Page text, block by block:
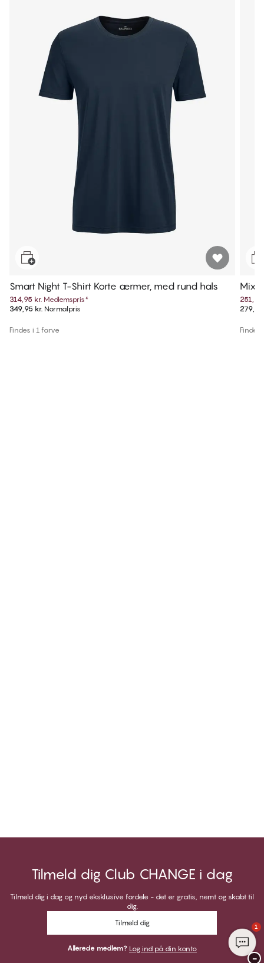
Smart Night T-Shirt Korte ærmer, med rund hals
314,95 kr. Medlemspris*
349,95 kr. Normalpris
Findes i 1 farve
Mix
als
251,95
Findes
Tilmeld dig Club CHANGE i dag
Tilmeld dig i dag og nyd eksklusive fordele - det er gratis, nemt og skabt til
dig.
Tilmeld dig
Allerede medlem? Log ind på din konto
1
−